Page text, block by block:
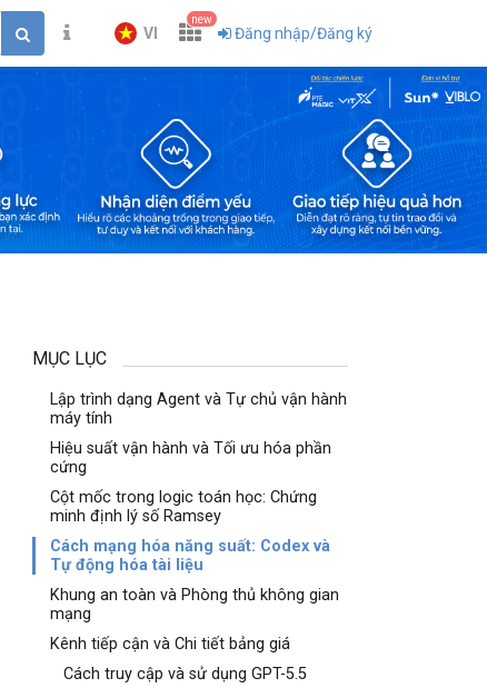
VI
new
Đăng nhập/Đăng ký
MỤC LỤC
Lập trình dạng Agent và Tự chủ vận hành
máy tính
Hiệu suất vận hành và Tối ưu hóa phần
cứng
Cột mốc trong logic toán học: Chứng
minh định lý số Ramsey
Cách mạng hóa năng suất: Codex và
Tự động hóa tài liệu
Khung an toàn và Phòng thủ không gian
mạng
Kênh tiếp cận và Chi tiết bảng giá
Cách truy cập và sử dụng GPT-5.5